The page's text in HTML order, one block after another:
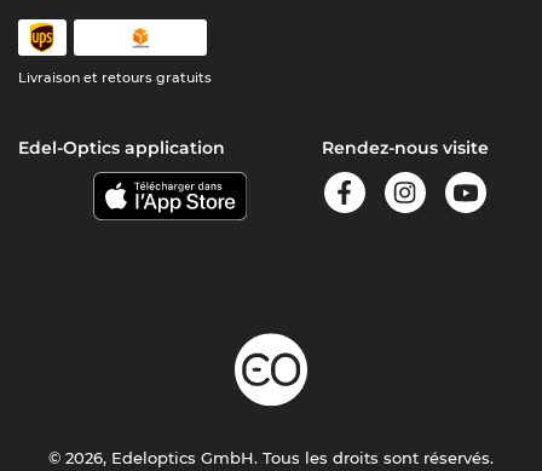
Livraison et retours gratuits
Edel-Optics application Rendez-nous visite
© 2026, Edeloptics GmbH. Tous les droits sont réservés.